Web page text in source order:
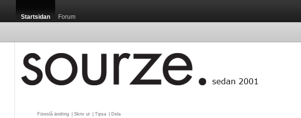
Startsidan Forum
Föreslå ändring Skriv ut Tipsa Dela